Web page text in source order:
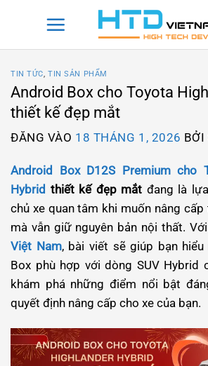
TIN TỨC,TIN SẢN PHẨM
Android Box cho Toyota
thiết kế đẹp mắt
ĐĂNG VÀO 18 THÁNG 1, 2026 BỞI
Android Box D12S Premium cho
Hybrid thiết kế đẹp mắt đang là
chủ xe quan tâm khi muốn nâng
mà vẫn giữ nguyên bản nội thất.
Việt Nam, bài viết sẽ giúp bạn
Box phù hợp với dòng SUV Hybrid
khám phá những điểm nổi bật
quyết định nâng cấp cho xe của bạn.